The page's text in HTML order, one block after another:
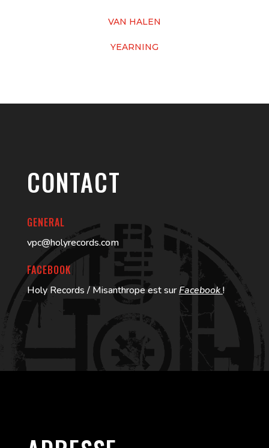
VAN HALEN
YEARNING
CONTACT
GENERAL
vpc@holyrecords.com
FACEBOOK
Holy Records / Misanthrope est surFacebook!